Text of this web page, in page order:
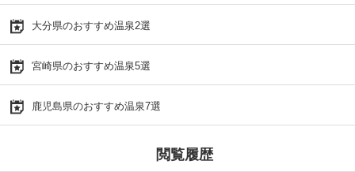
大分県のおすすめ温泉2選
宮崎県のおすすめ温泉5選
鹿児島県のおすすめ温泉7選
閲覧履歴